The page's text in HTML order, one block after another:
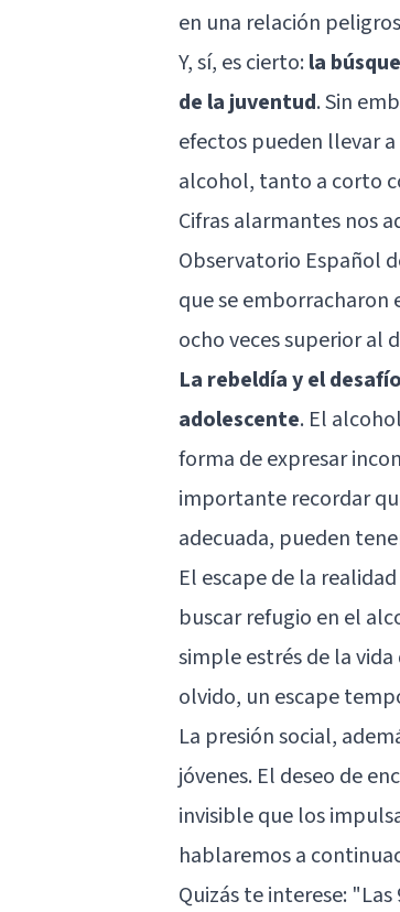
en una relación
Y, sí, es cierto:la
de la juventud. Sin
efectos pueden llevar
alcohol, tanto a corto
Cifras alarmantes nos
Observatorio Español
que se
ocho veces superior al
La rebeldía y el
adolescente. El
forma de expresar
importante recordar
adecuada, pueden
El escape de la
buscar refugio en el
simple estrés de la
olvido, un escape
La presión social,
jóvenes. El deseo de
invisible que los
hablaremos a
Quizás te interese: "Las